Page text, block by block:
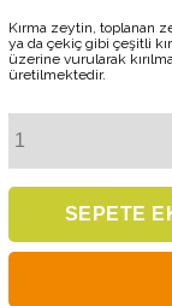
Kırma zeytin, toplanan
ya da çekiç gibi çeşitli
üzerine vurularak
üretilmektedir.